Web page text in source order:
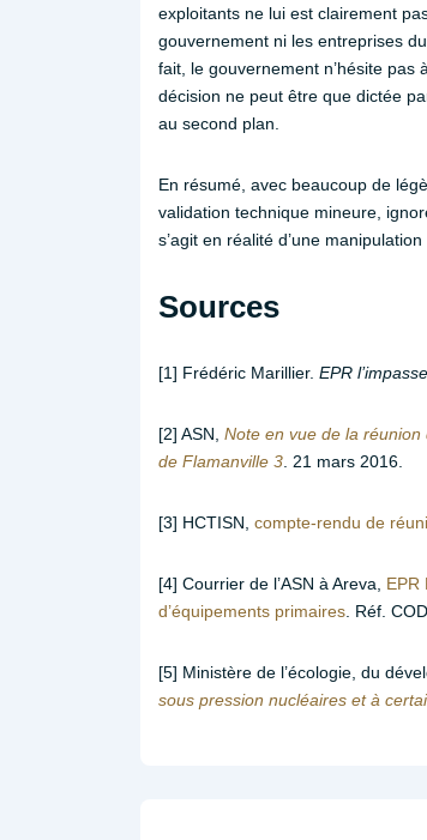
exploitants ne lui est clairement
gouvernement ni les entreprises
fait, le gouvernement n’hésite
décision ne peut être que dictée
au second plan.
En résumé, avec beaucoup de
validation technique mineure,
s’agit en réalité d’une
Sources
[1] Frédéric Marillier. EPR
[2] ASN, Note en vue de la réunion
de Flamanville 3 . 21 mars 2016.
[3] HCTISN, compte-rendu de
[4] Courrier de l’ASN à Areva, EPR
d’équipements primaires . Réf.
[5] Ministère de l’écologie, du
sous pression nucléaires et à